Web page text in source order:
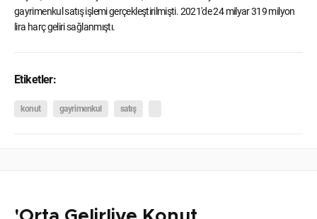
gayrimenkul satış işlemi gerçekleştirilmişti. 2021'de 24 milyar 319 milyon
lira harç geliri sağlanmıştı.
Etiketler:
konut gayrimenkul satış